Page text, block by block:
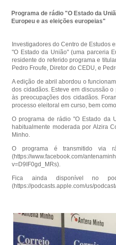
Programa de rádio "O Estado da
Europeu e as eleições europeias"
Investigadores do Centro de Estudos
"O Estado da União" (uma parceria
residente do referido programa e
Pedro Froufe, Diretor do CEDU, e
A edição de abril abordou o
dos cidadãos. Esteve em discussão
às preocupações dos cidadãos.
processo eleitoral em curso, bem
O programa de rádio "O Estado da
habitualmente moderada por Alzira
Minho.
O programa é transmitido via
(https://www.facebook.com/
v=D9IF0gd_MRs).
Fica ainda disponível no
(https://podcasts.apple.com/us/